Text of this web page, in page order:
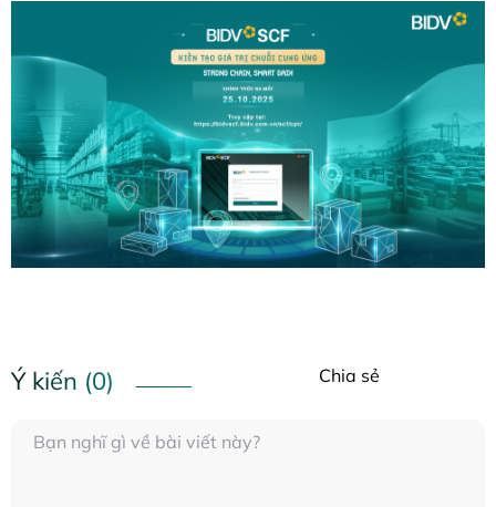
Ý kiến (0) Chia sẻ